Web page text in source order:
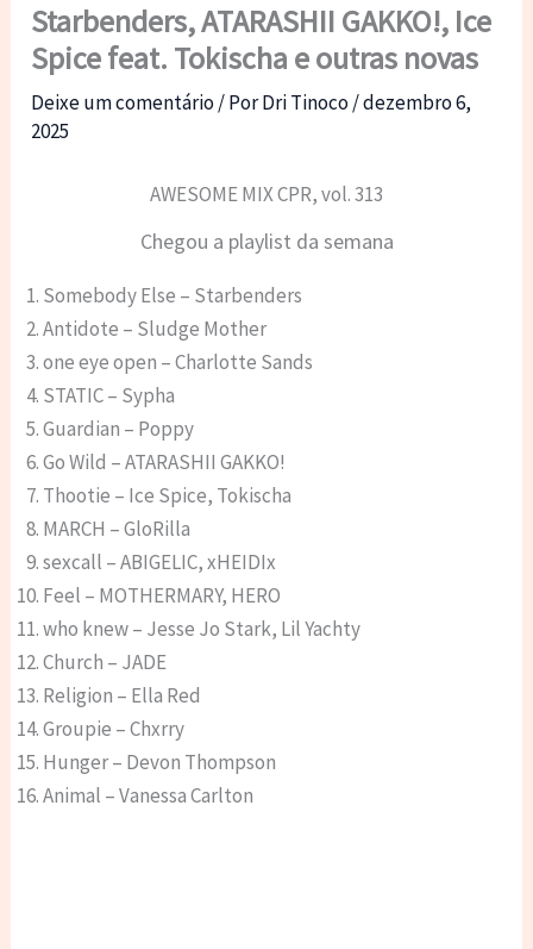
Starbenders, ATARASHII GAKKO!, Ice
Spice feat. Tokischa e outras novas
Deixe um comentário/ PorDri Tinoco/dezembro 6,
2025
AWESOME MIX CPR, vol. 313
Chegou a playlist da semana
Somebody Else – Starbenders
Antidote – Sludge Mother
one eye open – Charlotte Sands
STATIC – Sypha
Guardian – Poppy
Go Wild – ATARASHII GAKKO!
Thootie – Ice Spice, Tokischa
MARCH – GloRilla
sexcall – ABIGELIC, xHEIDIx
Feel – MOTHERMARY, HERO
who knew – Jesse Jo Stark, Lil Yachty
Church – JADE
Religion – Ella Red
Groupie – Chxrry
Hunger – Devon Thompson
Animal – Vanessa Carlton